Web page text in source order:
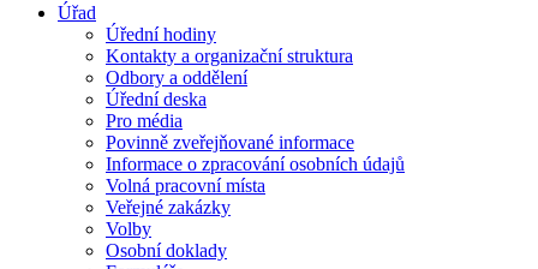
Úřad
Úřední hodiny
Kontakty a organizační struktura
Odbory a oddělení
Úřední deska
Pro média
Povinně zveřejňované informace
Informace o zpracování osobních údajů
Volná pracovní místa
Veřejné zakázky
Volby
Osobní doklady